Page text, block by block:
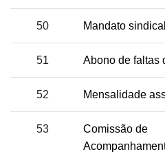
50 Mandato sindical
51 Abono de faltas
52 Mensalidade
53
Comissão de